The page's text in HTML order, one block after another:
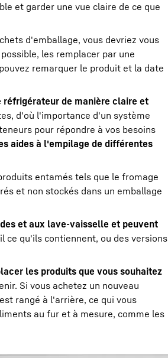
et garder une vue claire de ce que
d'emballage, vous devriez vous
les remplacer par une
remarquer le produit et la date
de manière claire et
d'où l'importance d'un système
pour répondre à vos besoins
aides à l'empilage de différentes
entamés tels que le fromage
et non stockés dans un emballage
et aux lave-vaisselle et peuvent
qu'ils contiennent, ou des versions
les produits que vous souhaitez
Si vous achetez un nouveau
rangé à l'arrière, ce qui vous
au fur et à mesure, comme les